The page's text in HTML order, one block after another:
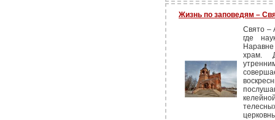
Жизнь по заповедям –
Свято –
где
храм.